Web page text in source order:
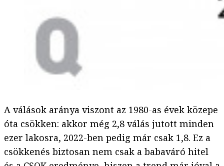
A válások aránya viszont az 1980-as évek közepe
óta csökken: akkor még 2,8 válás jutott minden
ezer lakosra, 2022-ben pedig már csak 1,8. Ez a
csökkenés biztosan nem csak a babaváró hitel